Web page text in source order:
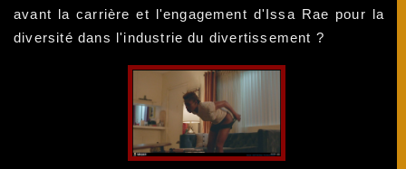
avant la carrière et l'engagement d'Issa Rae pour la
diversité dans l'industrie du divertissement ?